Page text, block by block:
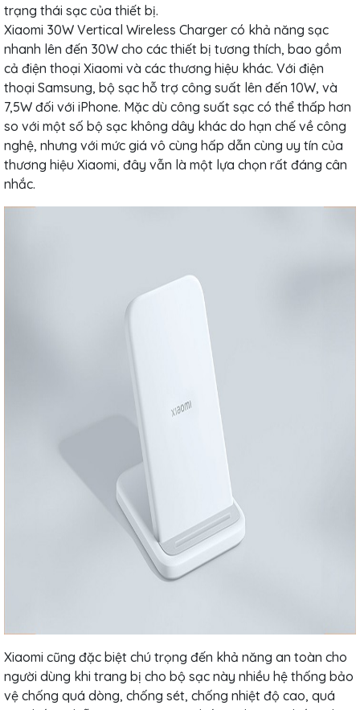
trạng thái sạc của thiết bị.
Xiaomi 30W Vertical Wireless Charger có khả năng sạc
nhanh lên đến 30W cho các thiết bị tương thích, bao gồm
cả điện thoại Xiaomi và các thương hiệu khác. Với điện
thoại Samsung, bộ sạc hỗ trợ công suất lên đến 10W, và
7,5W đối với iPhone. Mặc dù công suất sạc có thể thấp hơn
so với một số bộ sạc không dây khác do hạn chế về công
nghệ, nhưng với mức giá vô cùng hấp dẫn cùng uy tín của
thương hiệu Xiaomi, đây vẫn là một lựa chọn rất đáng cân
nhắc.
Xiaomi cũng đặc biệt chú trọng đến khả năng an toàn cho
người dùng khi trang bị cho bộ sạc này nhiều hệ thống bảo
vệ chống quá dòng, chống sét, chống nhiệt độ cao, quá